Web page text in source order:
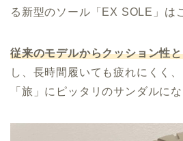
る新型のソール「EX SOLE」は
従来のモデルからクッション性
し、長時間履いても疲れにくく
「旅」にピッタリのサンダルに